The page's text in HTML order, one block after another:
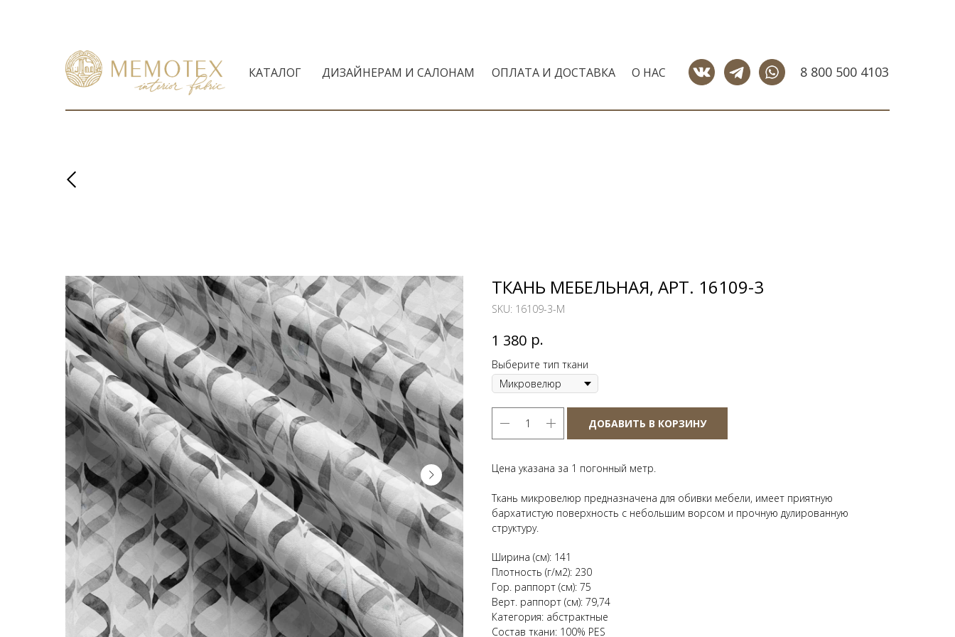
КАТАЛОГ ДИЗАЙНЕРАМ И САЛОНАМ 8 800 500 4103
ОПЛАТА И ДОСТАВКА О НАС
ТКАНЬ МЕБЕЛЬНАЯ, АРТ. 16109-3
SKU: 16109-3-M
1 380 р.
Выберите тип ткани
ДОБАВИТЬ В КОРЗИНУ
Цена указана за 1 погонный метр.
Ткань микровелюр предназначена для обивки мебели, имеет приятную
бархатистую поверхность с небольшим ворсом и прочную дулированную
структуру.
Ширина (см): 141
Плотность (г/м2): 230
Гор. раппорт (см): 75
Верт. раппорт (см): 79,74
Категория: абстрактные
Состав ткани: 100% PES